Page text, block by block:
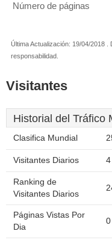
Número de páginas
Última Actualización: 19/04/2018
responsabilidad.
Visitantes
Historial del Tráfico
Clasifica Mundial
Visitantes Diarios 4
Ranking de
Visitantes Diarios
Páginas Vistas Por
Dia
0